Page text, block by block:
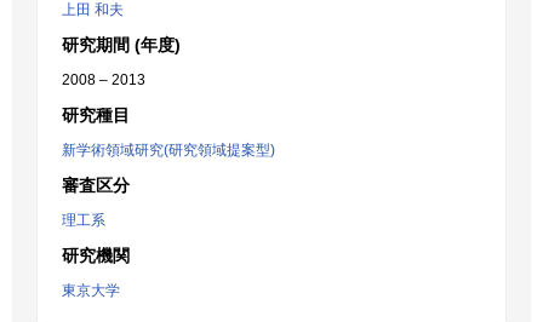
上田 和夫
研究期間 (年度)
2008 – 2013
研究種目
新学術領域研究(研究領域提案型)
審査区分
理工系
研究機関
東京大学